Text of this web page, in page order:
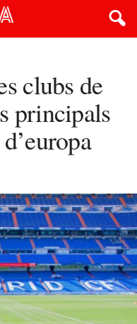
clubs de
principals